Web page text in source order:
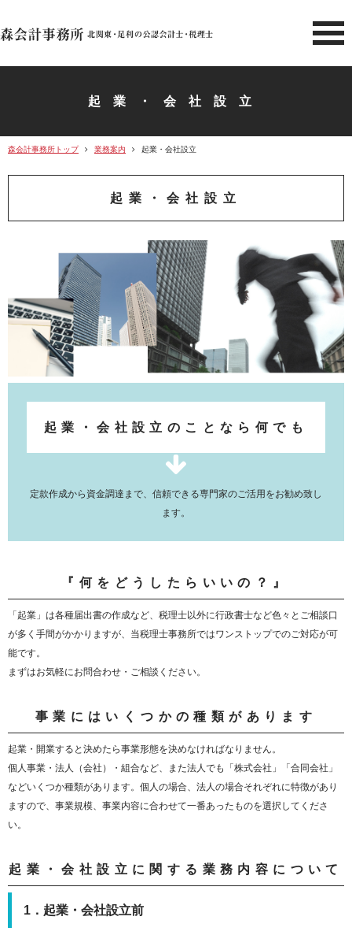
北関東 足利市の公認会計士・
起業・会社設立
森会計事務所トップ 業務案内 起業・会社設立
起業・会社設立
起業・会社設立のことなら何でも
定款作成から資金調達まで、信頼できる専門家のご活用をお勧め致し
ます。
『何をどうしたらいいの？』
「起業」は各種届出書の作成など、税理士以外に行政書士など色々とご相談口
が多く手間がかかりますが、当税理士事務所ではワンストップでのご対応が可
能です。
まずはお気軽にお問合わせ・ご相談ください。
事業にはいくつかの種類があります
起業・開業すると決めたら事業形態を決めなければなりません。
個人事業・法人（会社）・組合など、また法人でも「株式会社」「合同会社」
などいくつか種類があります。個人の場合、法人の場合それぞれに特徴があり
ますので、事業規模、事業内容に合わせて一番あったものを選択してくださ
い。
起業・会社設立に関する業務内容について
1．起業・会社設立前